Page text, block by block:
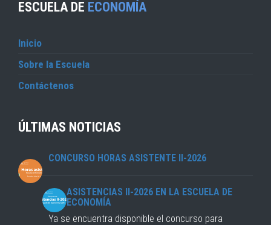
ESCUELA DE ECONOMÍA
Inicio
Sobre la Escuela
Contáctenos
ÚLTIMAS NOTICIAS
CONCURSO HORAS ASISTENTE II-2026
ASISTENCIAS II-2026 EN LA ESCUELA DE
ECONOMÍA
Ya se encuentra disponible el concurso para